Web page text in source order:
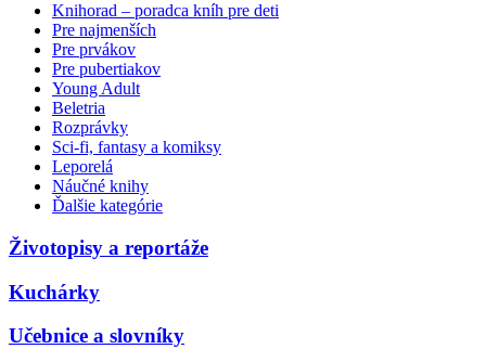
Knihorad – poradca kníh pre deti
Pre najmenších
Pre prvákov
Pre pubertiakov
Young Adult
Beletria
Rozprávky
Sci-fi, fantasy a komiksy
Leporelá
Náučné knihy
Ďalšie kategórie
Životopisy a reportáže
Kuchárky
Učebnice a slovníky